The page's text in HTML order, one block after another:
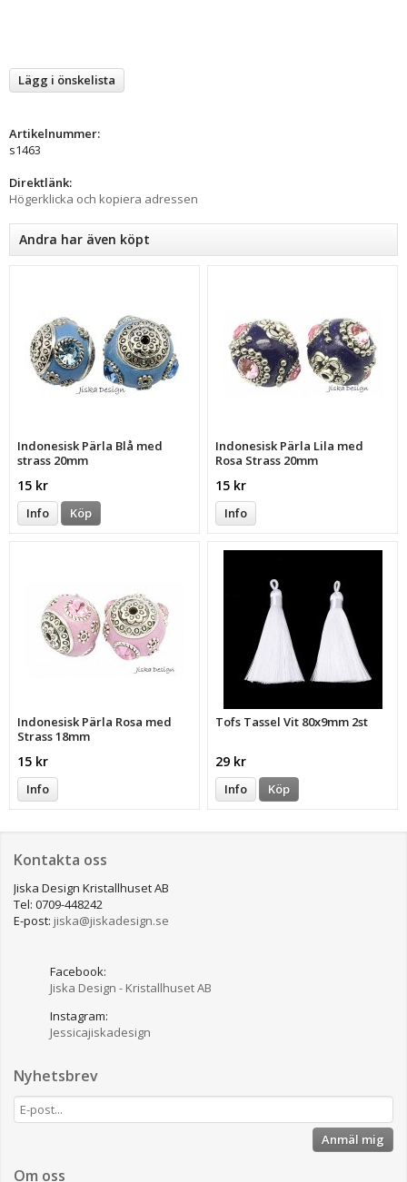
Lägg i önskelista
Artikelnummer:
s1463
Direktlänk:
Högerklicka och kopiera adressen
Andra har även köpt
Indonesisk Pärla Blå med
strass 20mm
15 kr
Info Köp
Indonesisk Pärla Lila med
Rosa Strass 20mm
15 kr
Info
Indonesisk Pärla Rosa med
Strass 18mm
15 kr
Info
Tofs Tassel Vit 80x9mm 2st
29 kr
Info Köp
Kontakta oss
Jiska Design Kristallhuset AB
Tel: 0709-448242
E-post: jiska@jiskadesign.se
Facebook:
Jiska Design - Kristallhuset AB
Instagram:
Jessicajiskadesign
Nyhetsbrev
Anmäl mig
Om oss